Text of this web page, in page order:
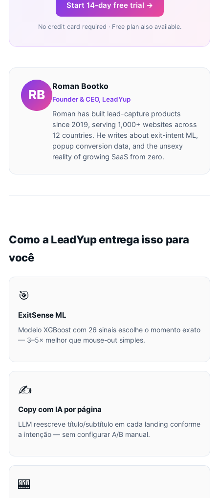
Start 14-day free trial →
No credit card required · Free plan also available.
Roman Bootko
Founder & CEO, LeadYup
Roman has built lead-capture products
since 2019, serving 1,000+ websites across
12 countries. He writes about exit-intent ML,
popup conversion data, and the unsexy
reality of growing SaaS from zero.
Como a LeadYup entrega isso para
você
🎯
ExitSense ML
Modelo XGBoost com 26 sinais escolhe o momento exato
— 3–5× melhor que mouse-out simples.
✍️
Copy com IA por página
LLM reescreve título/subtítulo em cada landing conforme
a intenção — sem configurar A/B manual.
🎰